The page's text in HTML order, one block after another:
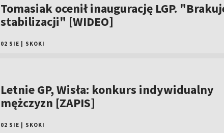
Tomasiak ocenił inaugurację LGP.
stabilizacji" [WIDEO]
02 SIE SKOKI
Letnie GP, Wisła: konkurs indywidualny
mężczyzn [ZAPIS]
02 SIE SKOKI